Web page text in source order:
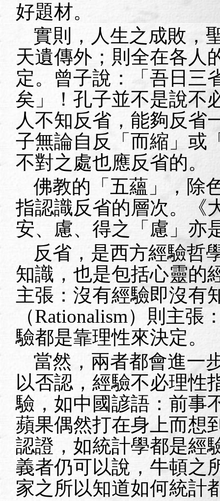
好題材。
實則，人生之成敗，
天遺傳外；則全在各人
定。曾子說：「吾日三
矣」！孔子並不是說不
人不知反省，能夠反省
子無論自反「而縮」或
不對之處也應反省的。
佛教的「五蘊」，除
指認識反省的層次。《
安、慮、得之「慮」亦
反省，是西方經驗哲
知識，也是包括心靈的
主張：沒有經驗即沒有
（Rationalism）則主張
驗都是靠理性來決定。
當然，兩者都會進一
以否認，經驗不必理性
驗，如中國諺語：前事
蘋果偶然打在身上而想
認證，如統計學都是經
義者仍可以說，牛頓之
家之所以知道如何統計